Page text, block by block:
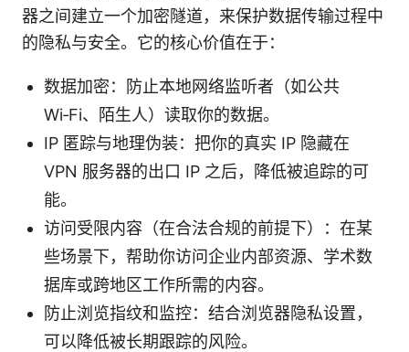
器之间建立一个加密隧道，来保护数据传输过程中
的隐私与安全。它的核心价值在于：
数据加密：防止本地网络监听者（如公共
Wi‑Fi、陌生人）读取你的数据。
IP 匿踪与地理伪装：把你的真实 IP 隐藏在
VPN 服务器的出口 IP 之后，降低被追踪的可
能。
访问受限内容（在合法合规的前提下）：在某
些场景下，帮助你访问企业内部资源、学术数
据库或跨地区工作所需的内容。
防止浏览指纹和监控：结合浏览器隐私设置，
可以降低被长期跟踪的风险。